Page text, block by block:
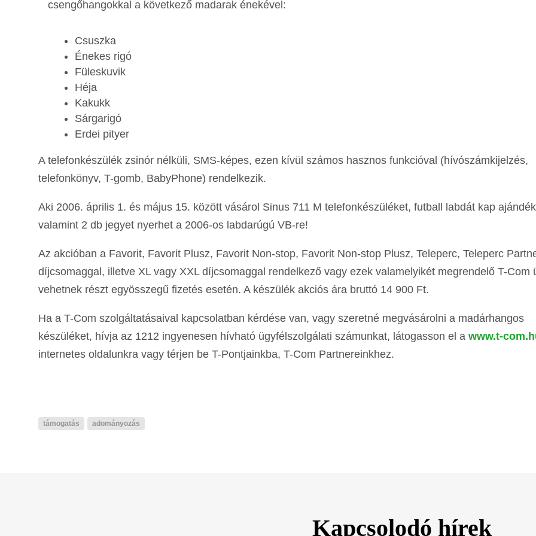
csengőhangokkal a következő madarak énekével:
Csuszka
Énekes rigó
Füleskuvik
Héja
Kakukk
Sárgarigó
Erdei pityer
A telefonkészülék zsinór nélküli, SMS-képes, ezen kívül számos hasznos funkcióval (hívószámkijelzés,
telefonkönyv, T-gomb, BabyPhone) rendelkezik.
Aki 2006. április 1. és május 15. között vásárol Sinus 711 M telefonkészüléket, futball labdát kap
valamint 2 db jegyet nyerhet a 2006-os labdarúgú VB-re!
Az akcióban a Favorit, Favorit Plusz, Favorit Non-stop, Favorit Non-stop Plusz, Teleperc, Teleperc
díjcsomaggal, illetve XL vagy XXL díjcsomaggal rendelkező vagy ezek valamelyikét megrendelő T-Com
vehetnek részt egyösszegű fizetés esetén. A készülék akciós ára bruttó 14 900 Ft.
Ha a T-Com szolgáltatásaival kapcsolatban kérdése van, vagy szeretné megvásárolni a madárhangos
készüléket, hívja az 1212 ingyenesen hívható ügyfélszolgálati számunkat, látogasson el a www.t-
internetes oldalunkra vagy térjen be T-Pontjainkba, T-Com Partnereinkhez.
támogatás adományozás
Kapcsolodó hírek